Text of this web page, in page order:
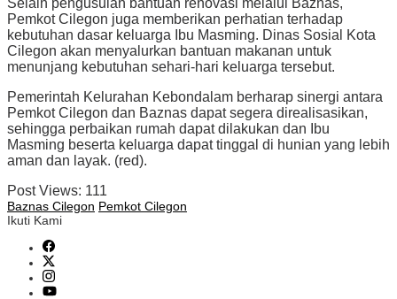
Selain pengusulan bantuan renovasi melalui Baznas,
Pemkot Cilegon juga memberikan perhatian terhadap
kebutuhan dasar keluarga Ibu Masming. Dinas Sosial Kota
Cilegon akan menyalurkan bantuan makanan untuk
menunjang kebutuhan sehari-hari keluarga tersebut.
Pemerintah Kelurahan Kebondalam berharap sinergi antara
Pemkot Cilegon dan Baznas dapat segera direalisasikan,
sehingga perbaikan rumah dapat dilakukan dan Ibu
Masming beserta keluarga dapat tinggal di hunian yang lebih
aman dan layak. (red).
Post Views: 111
Baznas Cilegon Pemkot Cilegon
Ikuti Kami